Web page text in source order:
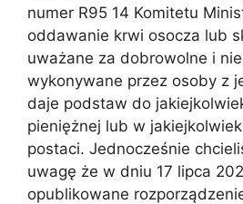
numer R95 14 Komitetu
oddawanie krwi osocza lub
uważane za dobrowolne i
wykonywane przez osoby z
daje podstaw do
pieniężnej lub w
postaci. Jednocześnie
uwagę że w dniu 17 lipca
opublikowane